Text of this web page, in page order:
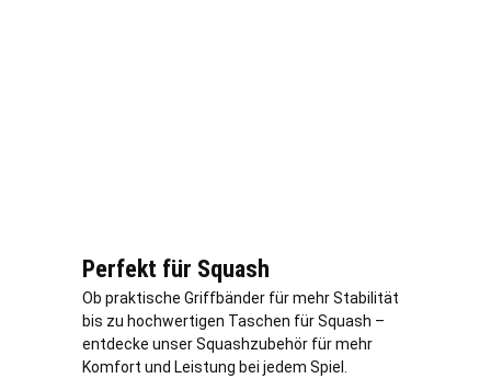
Perfekt für Squash
Ob praktische Griffbänder für mehr Stabilität
bis zu hochwertigen Taschen für Squash –
entdecke unser Squashzubehör für mehr
Komfort und Leistung bei jedem Spiel.